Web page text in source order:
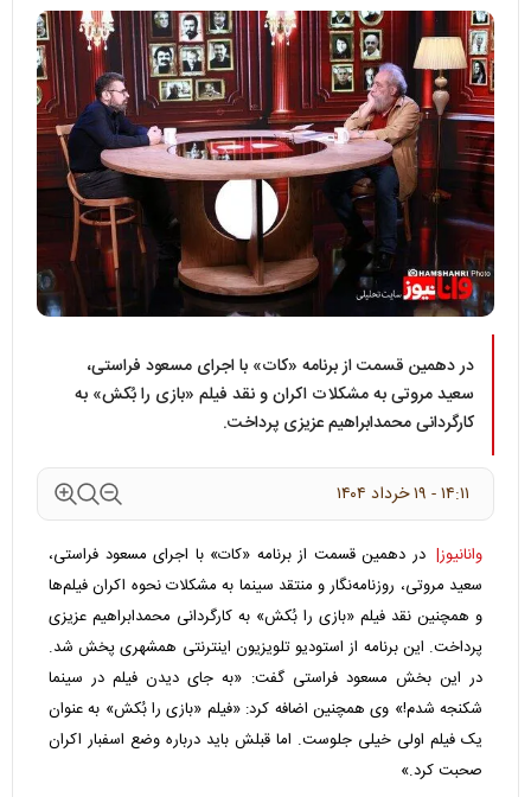
در دهمین قسمت از برنامه «کات» با اجرای مسعود فراستی،
سعید مروتی به مشکلات اکران و نقد فیلم «بازی را بُکش» به
کارگردانی محمدابراهیم عزیزی پرداخت.
۱۴:۱۱ - ۱۹ خرداد ۱۴۰۴
وانانیوز| در دهمین قسمت از برنامه «کات» با اجرای مسعود فراستی،
سعید مروتی، روزنامه‌نگار و منتقد سینما به مشکلات نحوه اکران فیلم‌ها
و همچنین نقد فیلم «بازی را بُکش» به کارگردانی محمدابراهیم عزیزی
پرداخت. این برنامه از استودیو تلویزیون اینترنتی همشهری پخش شد.
در این بخش مسعود فراستی گفت: «به جای دیدن فیلم در سینما
شکنجه شدم!» وی همچنین اضافه کرد: «فیلم «بازی را بُکش» به عنوان
یک فیلم اولی خیلی جلوست. اما قبلش باید درباره وضع اسفبار اکران
صحبت کرد.»